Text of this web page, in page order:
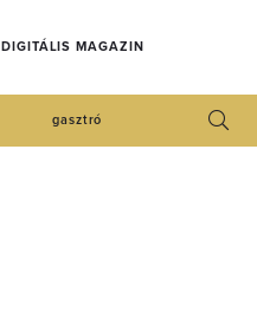
DIGITÁLIS MAGAZIN
gasztró